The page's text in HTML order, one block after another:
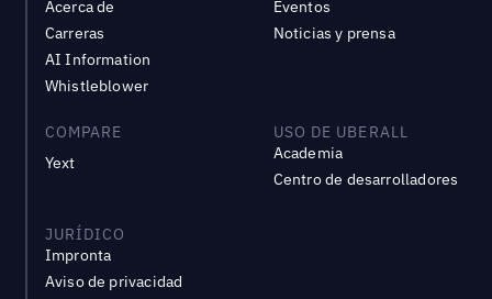
Acerca de
Carreras
AI Information
Whistleblower
Eventos
Noticias y prensa
COMPARE
Yext
USO DE UBERALL
Academia
Centro de desarrolladores
JURÍDICO
Impronta
Aviso de privacidad